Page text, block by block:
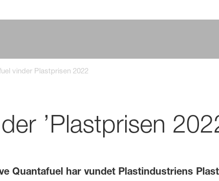
vinder Plastprisen 2022
’Plastprisen
Quantafuel har vundet Plastindustriens